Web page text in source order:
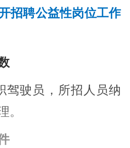
招聘公益性岗位工作
驾驶员，所招人员纳